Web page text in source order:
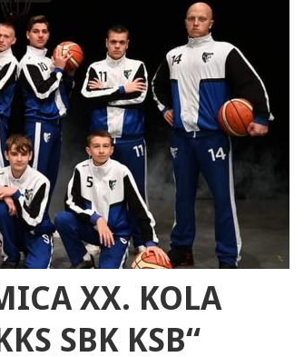
XX. KOLA
SBK KSB“